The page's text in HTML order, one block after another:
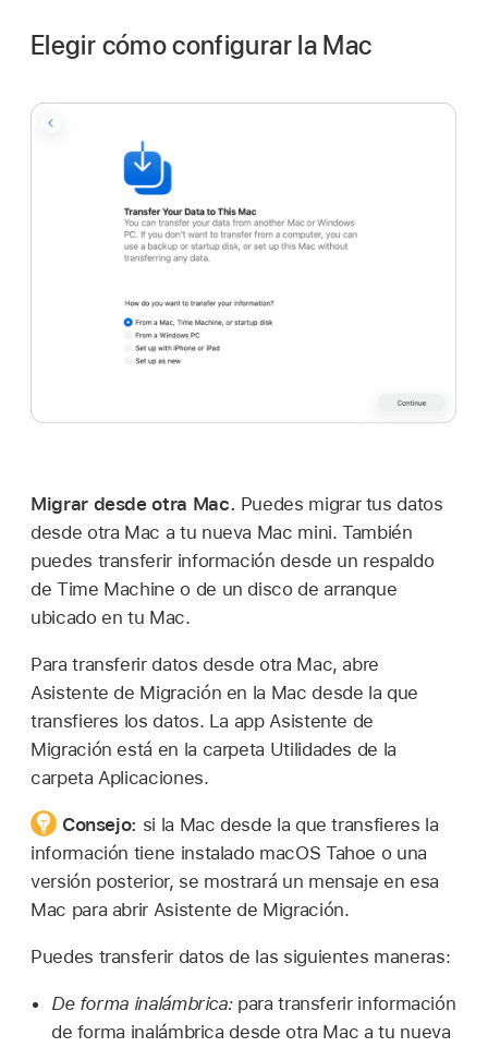
Elegir cómo configurar la Mac
Migrar desde otra Mac. Puedes migrar tus datos
desde otra Mac a tu nueva Mac mini. También
puedes transferir información desde un respaldo
de Time Machine o de un disco de arranque
ubicado en tu Mac.
Para transferir datos desde otra Mac, abre
Asistente de Migración en la Mac desde la que
transfieres los datos. La app Asistente de
Migración está en la carpeta Utilidades de la
carpeta Aplicaciones.
Consejo: si la Mac desde la que transfieres la
información tiene instalado macOS Tahoe o una
versión posterior, se mostrará un mensaje en esa
Mac para abrir Asistente de Migración.
Puedes transferir datos de las siguientes maneras:
De forma inalámbrica:para transferir información
de forma inalámbrica desde otra Mac a tu nueva